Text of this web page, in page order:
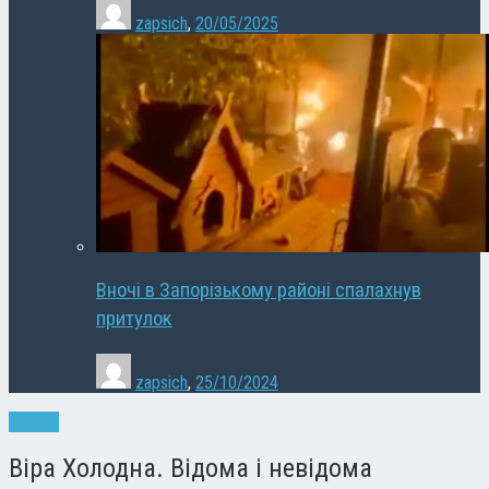
zapsich, 20/05/2025
Вночі в Запорізькому районі спалахнув
притулок
zapsich, 25/10/2024
Віра Холодна. Відома і невідома